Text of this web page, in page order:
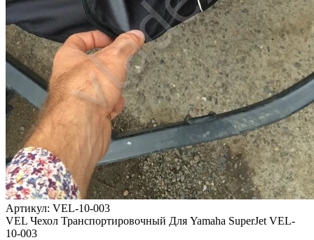
Артикул: VEL-10-003
VEL Чехол Транспортировочный Для Yamaha SuperJet VEL-
10-003